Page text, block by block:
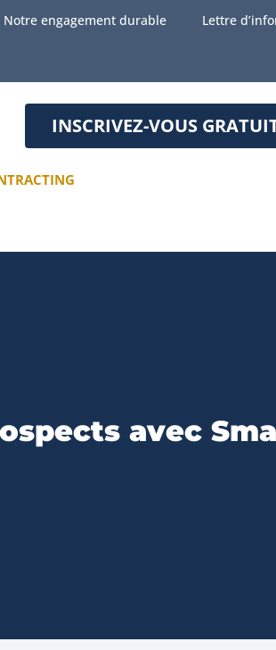
Notre engagement durable Lettre
INSCRIVEZ-VOUS
avec